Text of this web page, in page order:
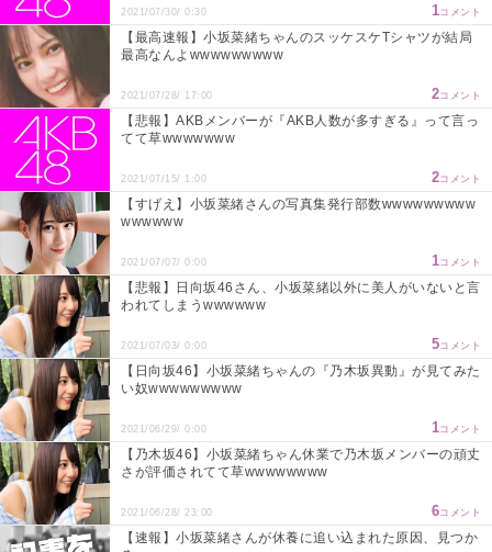
2021/07/30/ 0:30 1コメント
【最高速報】小坂菜緒ちゃんのスッケスケTシャツが結局
最高なんよwwwwwwwww
2021/07/28/ 17:00 2コメント
【悲報】AKBメンバーが『AKB人数が多すぎる』って言っ
てて草wwwwwww
2021/07/15/ 1:00 2コメント
【すげえ】小坂菜緒さんの写真集発行部数wwwwwwwww
wwwwww
2021/07/07/ 0:00 1コメント
【悲報】日向坂46さん、小坂菜緒以外に美人がいないと言
われてしまうwwwwww
2021/07/03/ 0:00 5コメント
【日向坂46】小坂菜緒ちゃんの『乃木坂異動』が見てみた
い奴wwwwwwwww
2021/06/29/ 0:00 1コメント
【乃木坂46】小坂菜緒ちゃん休業で乃木坂メンバーの頑丈
さが評価されてて草wwwwwwww
2021/06/28/ 23:00 6コメント
【速報】小坂菜緒さんが休養に追い込まれた原因、見つか